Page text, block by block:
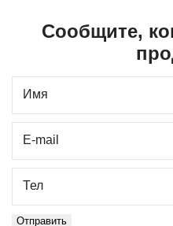
Сообщите,
Имя
E-mail
Тел